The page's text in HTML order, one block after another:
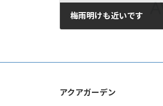
梅雨明けも近いです
アクアガーデン